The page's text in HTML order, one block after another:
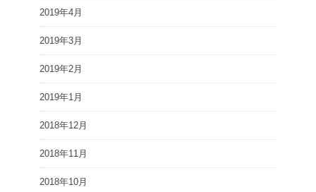
2019年4月
2019年3月
2019年2月
2019年1月
2018年12月
2018年11月
2018年10月